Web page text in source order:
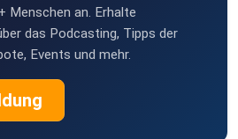
Menschen an. Erhalte
das Podcasting, Tipps der
Events und mehr.